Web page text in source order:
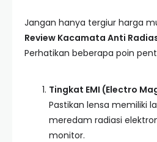
Jangan hanya tergiur harga
Review Kacamata Anti
Perhatikan beberapa poin
Tingkat EMI (Electro
Pastikan lensa memiliki
meredam radiasi
monitor.